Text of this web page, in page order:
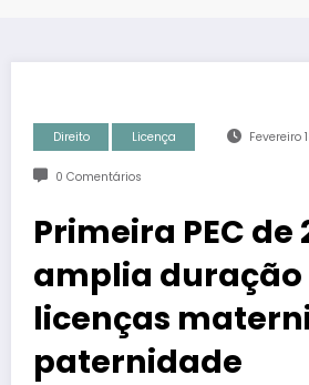
Direito Licença Fevereiro
0 Comentários
Primeira PEC de
amplia duração
licenças
paternidade